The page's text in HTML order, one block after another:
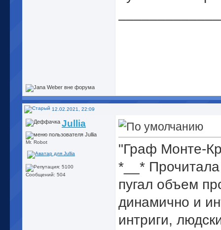
12.02.2021, 22:09
Jullia
Mr. Robot
Сообщений: 504
"Граф Монте-
*__*
пугал объем
динамично и
интриги,